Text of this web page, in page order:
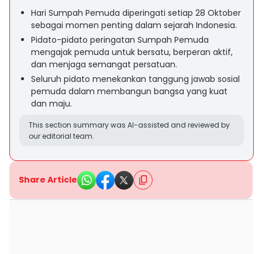
Hari Sumpah Pemuda diperingati setiap 28 Oktober
sebagai momen penting dalam sejarah Indonesia.
Pidato-pidato peringatan Sumpah Pemuda
mengajak pemuda untuk bersatu, berperan aktif,
dan menjaga semangat persatuan.
Seluruh pidato menekankan tanggung jawab sosial
pemuda dalam membangun bangsa yang kuat
dan maju.
This section summary was AI-assisted and reviewed by
our editorial team.
Share Article